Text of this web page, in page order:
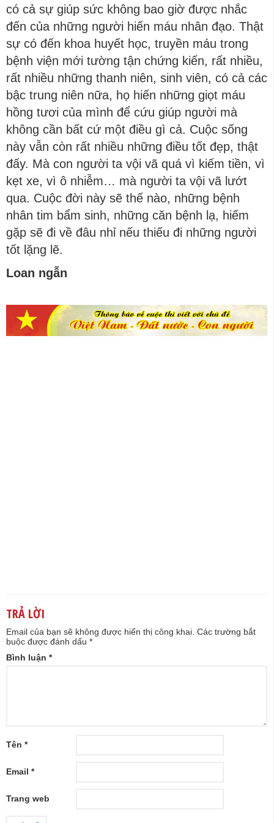
có cả sự giúp sức không bao giờ được nhắc
đến của những người hiến máu nhân đạo. Thật
sự có đến khoa huyết học, truyền máu trong
bệnh viện mới tường tận chứng kiến, rất nhiều,
rất nhiều những thanh niên, sinh viên, có cả các
bậc trung niên nữa, họ hiến những giọt máu
hồng tươi của mình để cứu giúp người mà
không cần bất cứ một điều gì cả. Cuộc sống
này vẫn còn rất nhiều những điều tốt đẹp, thật
đấy. Mà con người ta vội vã quá vì kiếm tiền, vì
kẹt xe, vì ô nhiễm… mà người ta vội vã lướt
qua. Cuộc đời này sẽ thế nào, những bệnh
nhân tim bẩm sinh, những căn bệnh lạ, hiếm
gặp sẽ đi về đâu nhỉ nếu thiếu đi những người
tốt lặng lẽ.
Loan ngẫn
TRẢ LỜI
Email của bạn sẽ không được hiển thị công khai. Các trường bắt
buộc được đánh dấu *
Bình luận *
Tên *
Email *
Trang web